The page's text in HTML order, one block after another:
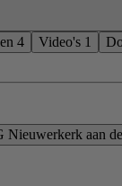
4 Video's 1
Nieuwerkerk aan